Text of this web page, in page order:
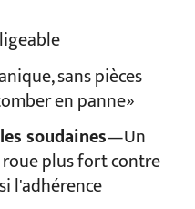
sans pièces
en panne»
soudaines—Un
plus fort contre
l'adhérence